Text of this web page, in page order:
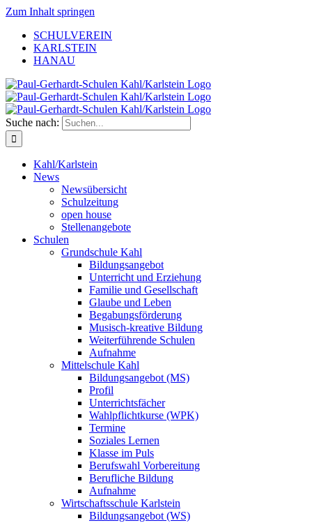
Zum Inhalt springen
SCHULVEREIN
KARLSTEIN
HANAU
Suche nach:
Kahl/Karlstein
News
Newsübersicht
Schulzeitung
open house
Stellenangebote
Schulen
Grundschule Kahl
Bildungsangebot
Unterricht und Erziehung
Familie und Gesellschaft
Glaube und Leben
Begabungsförderung
Musisch-kreative Bildung
Weiterführende Schulen
Aufnahme
Mittelschule Kahl
Bildungsangebot (MS)
Profil
Unterrichtsfächer
Wahlpflichtkurse (WPK)
Termine
Soziales Lernen
Klasse im Puls
Berufswahl Vorbereitung
Berufliche Bildung
Aufnahme
Wirtschaftsschule Karlstein
Bildungsangebot (WS)